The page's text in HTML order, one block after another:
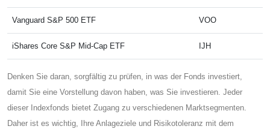
Vanguard S&P 500 ETF VOO
iShares Core S&P Mid-Cap ETF IJH
Denken Sie daran, sorgfältig zu prüfen, in was der Fonds investiert,
damit Sie eine Vorstellung davon haben, was Sie investieren. Jeder
dieser Indexfonds bietet Zugang zu verschiedenen Marktsegmenten.
Daher ist es wichtig, Ihre Anlageziele und Risikotoleranz mit dem